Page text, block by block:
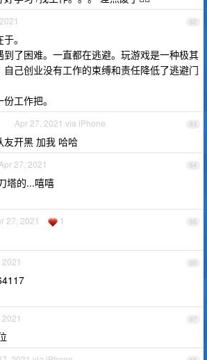
62
。
到了困难。一直都在逃避。玩游戏是一种极其
自己创业没有工作的束缚和责任降低了逃避门
工作把。
63
Apr 27, 2021 via iPhone
友开黑 加我 哈哈
64
Apr 27, 2021
塔的...嘻嘻
65
27, 2021 1
66
67